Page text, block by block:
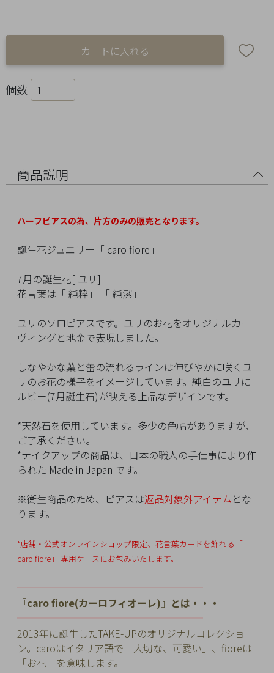
個数
商品説明
ハーフピアスの為、片方のみの販売となります。
誕生花ジュエリー「 caro fiore」
7月の誕生花[ ユリ]
花言葉は「 純粋」 「 純潔」
ユリのソロピアスです。ユリのお花をオリジナルカー
ヴィングと地金で表現しました。
しなやかな葉と蕾の流れるラインは伸びやかに咲くユ
リのお花の様子をイメージしています。純白のユリに
ルビー(7月誕生石)が映える上品なデザインです。
*天然石を使用しています。多少の色幅がありますが、
ご了承ください。
*テイクアップの商品は、日本の職人の手仕事により作
られた Made in Japan です。
※衛生商品のため、ピアスは返品対象外アイテムとな
ります。
*店舗・公式オンラインショップ限定、花言葉カードを飾れる「
caro fiore」 専用ケースにお包みいたします。
『caro fiore(カーロフィオーレ)』とは・・・
2013年に誕生したTAKE-UPのオリジナルコレクショ
ン。 caroはイタリア語で「大切な、可愛い」、fioreは
「お花」を意味します。
Bracelet
Disney
Season
Pick
up
イ
ペ
ジ
お
気
に
り
ア
イ
テ
ム
最
近
ッ
ク
た
商
品